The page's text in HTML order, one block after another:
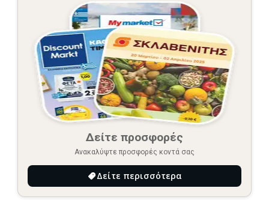
Δείτε προσφορές
Ανακαλύψτε προσφορές κοντά σας
Δείτε περισσότερα